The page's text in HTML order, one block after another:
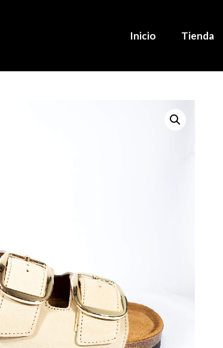
Inicio Tienda